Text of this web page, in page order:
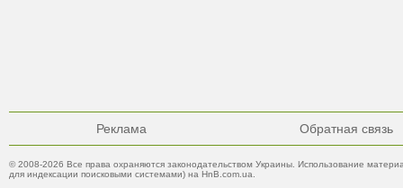
Реклама Обратная связь
© 2008-2026 Все права охраняются законодательством Украины. Использование
для индексации поисковыми системами) на HnB.com.ua.